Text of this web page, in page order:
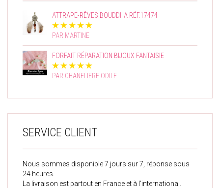
ATTRAPE-RÊVES BOUDDHA RÉF.17474
PAR MARTINE
FORFAIT RÉPARATION BIJOUX FANTAISIE
PAR CHANELIERE ODILE
SERVICE CLIENT
Nous sommes disponible 7 jours sur 7, réponse sous
24 heures.
La livraison est partout en France et à l’international.